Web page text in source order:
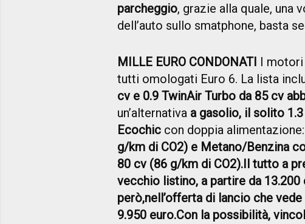
parcheggio, grazie alla quale, una
dell’auto sullo smatphone, basta
MILLE EURO CONDONATI I
tutti omologati Euro 6. La lista
cv e 0.9 TwinAir Turbo da 85 cv
un’alternativa a gasolio, il solito
Ecochic con doppia alimentazione:
g/km di CO2) e Metano/Benzina
80 cv (86 g/km di CO2).Il tutto a
vecchio listino, a partire da
però,nell’offerta di lancio che
9.950 euro.Con la possibilità,